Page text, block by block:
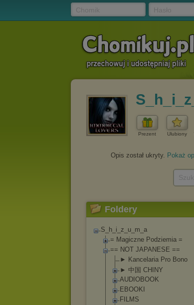
Prezent Ulubiony
Opis został ukryty. Pokaż
Foldery
S_h_i_z_u_m_a
= Magiczne Podziemia =
== NOT JAPANESE ==
► Kancelaria Pro Bono
► 中国 CHINY
AUDIOBOOK
EBOOKI
FILMS